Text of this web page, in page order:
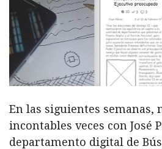
En las siguientes semanas,
incontables veces con José
departamento digital de